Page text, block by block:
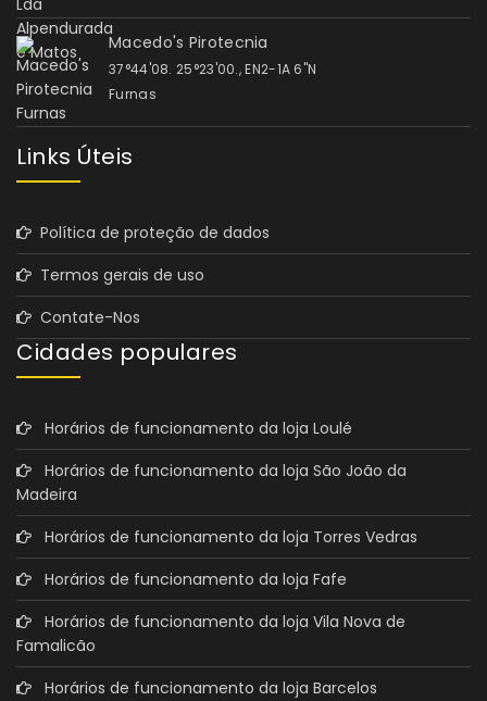
Macedo's Pirotecnia
37°44'08. 25°23'00., EN2-1A 6"N
Furnas
Links Úteis
Política de proteção de dados
Termos gerais de uso
Contate-Nos
Cidades populares
Horários de funcionamento da loja Loulé
Horários de funcionamento da loja São João da
Madeira
Horários de funcionamento da loja Torres Vedras
Horários de funcionamento da loja Fafe
Horários de funcionamento da loja Vila Nova de
Famalicão
Horários de funcionamento da loja Barcelos